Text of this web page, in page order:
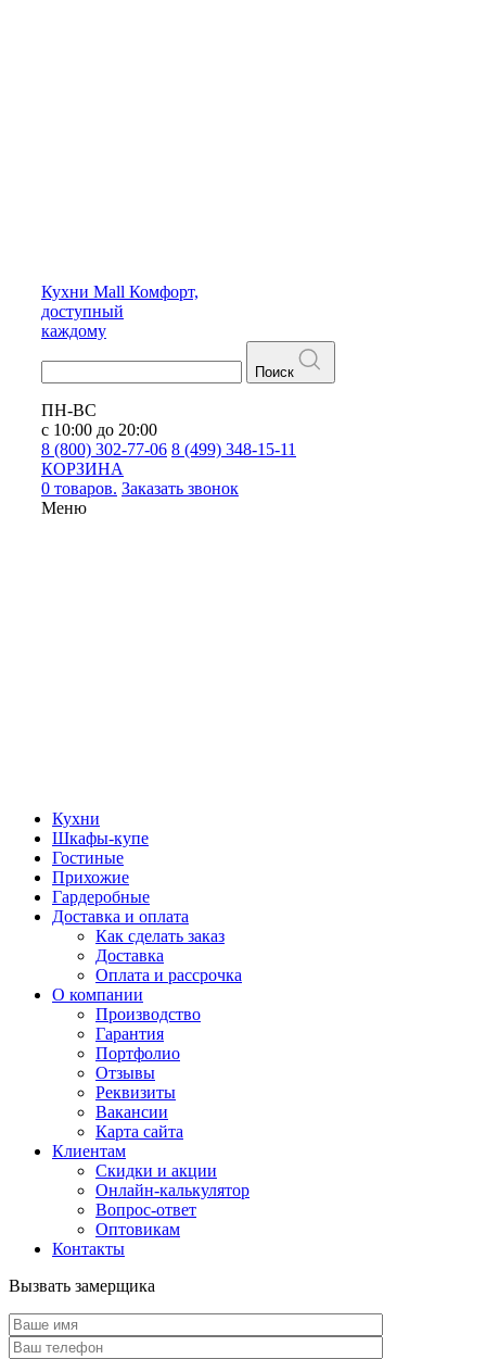
Кухни Mall Комфорт,
доступный
каждому
Поиск
ПН-ВС
с 10:00 до 20:00
8 (800) 302-77-06 8 (499) 348-15-11
КОРЗИНА
0 товаров. Заказать звонок
Меню
Кухни
Шкафы-купе
Гостиные
Прихожие
Гардеробные
Доставка и оплата
Как сделать заказ
Доставка
Оплата и рассрочка
О компании
Производство
Гарантия
Портфолио
Отзывы
Реквизиты
Вакансии
Карта сайта
Клиентам
Скидки и акции
Онлайн-калькулятор
Вопрос-ответ
Оптовикам
Контакты
Вызвать замерщика